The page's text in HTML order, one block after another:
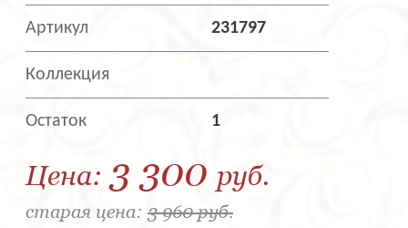
Артикул 231797
Коллекция
Остаток 1
Цена: 3 300 руб.
старая цена: 3 960 руб.